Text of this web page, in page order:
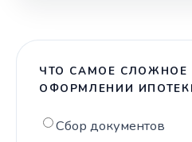
ЧТО САМОЕ СЛОЖНОЕ
ОФОРМЛЕНИИ
Сбор документов